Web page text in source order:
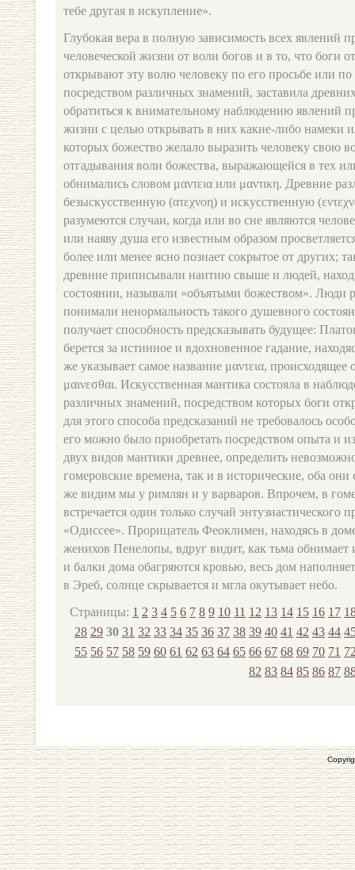
тебе другая в искупление».
Глубокая вера в полную зависимость всех явлений
человеческой жизни от воли богов и в то, что боги
открывают эту волю человеку по его просьбе или
посредством различных знамений, заставила
обратиться к внимательному наблюдению явлений
жизни с целью открывать в них какие‑либо намеки
которых божество желало выразить человеку свою
отгадывания воли божества, выражающейся в тех
обнимались словом μαντεια или μαντικη. Древние
безыскусственную (ατεχνοη) и искусственную
разумеются случаи, когда или во сне являются
или наяву душа его известным образом
более или менее ясно познает сокрытое от других;
древние приписывали наитию свыше и людей,
состоянии, называли «объятыми божеством». Люди
понимали ненормальность такого душевного
получает способность предсказывать будущее:
берется за истинное и вдохновенное гадание,
же указывает самое название μαντεια, происходящее
μαινεσθαι. Искусственная мантика состояла в
различных знамений, посредством которых боги
для этого способа предсказаний не требовалось
его можно было приобретать посредством опыта и
двух видов мантики древнее, определить
гомеровские времена, так и в исторические, оба
же видим мы у римлян и у варваров. Впрочем, в
встречается один только случай энтузиастического
«Одиссее». Прорицатель Феоклимен, находясь в
женихов Пенелопы, вдруг видит, как тьма обнимает
и балки дома обагряются кровью, весь дом
в Эреб, солнце скрывается и мгла окутывает небо.
Страницы: 1 2 3 4 5 6 7 8 9 10 11 12 13 14 15 16 17
28 29 30 31 32 33 34 35 36 37 38 39 40 41 42 43 44
55 56 57 58 59 60 61 62 63 64 65 66 67 68 69 70 71
82 83 84 85 86 87